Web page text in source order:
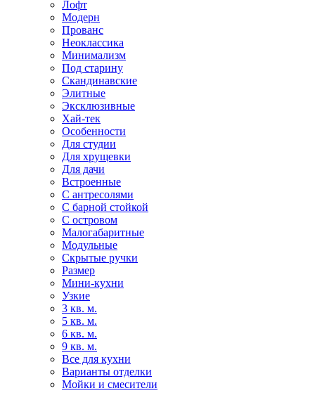
Лофт
Модерн
Прованс
Неоклассика
Минимализм
Под старину
Скандинавские
Элитные
Эксклюзивные
Хай-тек
Особенности
Для студии
Для хрущевки
Для дачи
Встроенные
С антресолями
С барной стойкой
С островом
Малогабаритные
Модульные
Скрытые ручки
Размер
Мини-кухни
Узкие
3 кв. м.
5 кв. м.
6 кв. м.
9 кв. м.
Все для кухни
Варианты отделки
Мойки и смесители